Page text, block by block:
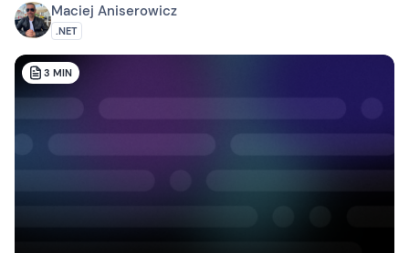
Maciej Aniserowicz
.NET
3 MIN